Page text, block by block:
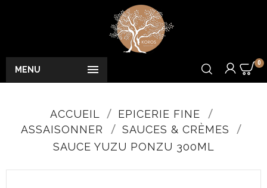

MENU
0
ACCUEIL
EPICERIE FINE
ASSAISONNER
SAUCES & CRÈMES
SAUCE YUZU PONZU 300ML